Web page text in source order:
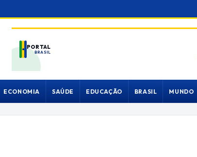
PORTAL
BRASIL
ECONOMIA SAÚDE EDUCAÇÃO BRASIL MUNDO